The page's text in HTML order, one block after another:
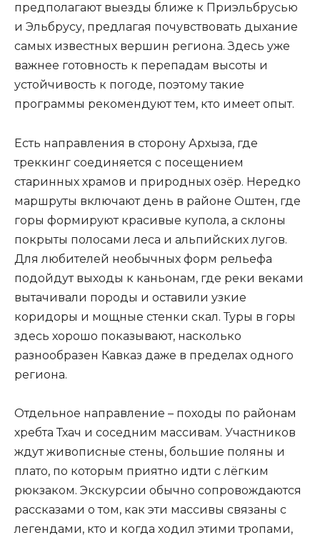
предполагают выезды ближе к Приэльбрусью
и Эльбрусу, предлагая почувствовать дыхание
самых известных вершин региона. Здесь уже
важнее готовность к перепадам высоты и
устойчивость к погоде, поэтому такие
программы рекомендуют тем, кто имеет опыт.
Есть направления в сторону Архыза, где
треккинг соединяется с посещением
старинных храмов и природных озёр. Нередко
маршруты включают день в районе Оштен, где
горы формируют красивые купола, а склоны
покрыты полосами леса и альпийских лугов.
Для любителей необычных форм рельефа
подойдут выходы к каньонам, где реки веками
вытачивали породы и оставили узкие
коридоры и мощные стенки скал. Туры в горы
здесь хорошо показывают, насколько
разнообразен Кавказ даже в пределах одного
региона.
Отдельное направление – походы по районам
хребта Тхач и соседним массивам. Участников
ждут живописные стены, большие поляны и
плато, по которым приятно идти с лёгким
рюкзаком. Экскурсии обычно сопровождаются
рассказами о том, как эти массивы связаны с
легендами, кто и когда ходил этими тропами,